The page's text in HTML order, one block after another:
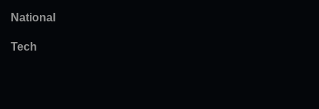
National
Tech